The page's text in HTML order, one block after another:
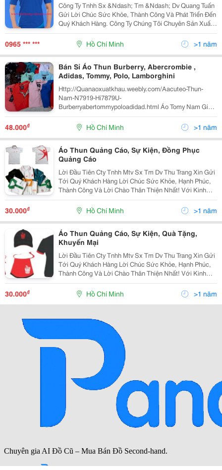
Công Ty Tnhh Sx &Ndash; Tm &Ndash; Dv Quang Tuấn
Gửi Lời Chúc Sức Khỏe, Thành Công Và Phát Triển Đến
Quý Khách Hàng. Công Ty Chúng Tôi Chuyên Sản Xuất
Và Cung Ứng Các Mặt Hàng Bảo Hộ Lao Động Như: -
Quần Áo: Quần Áo Bảo Hộ Lao Động, Quần Áo Jean Đ
0965 *** *** Hồ Chí Minh >1 năm
Bán Sỉ Áo Thun Burberry, Abercrombie ,
Adidas, Tommy, Polo, Lamborghini
Http://Quanaoxuatkhau.weebly.com/Aacuteo-Thun-
Nam-N7919-Hi7879U-
Burberryabertommypoloadidad.html Áo Tomy Nam Giá
Sỉ 75.000Đ (Trên 100 Cái, Dưới 100 Thì Thêm 2K 1 Cái
Nha) Giá Lẻ: 100.000Đ Bang Mau: Áo Polo Nam Giá Sỉ
75.000Đ (Trên 1
48.000₫ Hồ Chí Minh >1 năm
Áo Thun Quảng Cáo, Sự Kiện, Đồng Phục
Quảng Cáo
Lời Đầu Tiên Cty Tnhh Mtv Sx Tm Dv Thu Trang Xin Gửi
Tới Quý Khách Hàng Lời Chúc Sức Khỏe, Hạnh Phúc,
Thành Công Và Lời Chào Thân Thiện Nhất! Với Kinh
Nhiệm Nhiều Năm Làm Trong Ngành May.chúng Tôi
Muốn Mang Đến Cho Quý Khách Với Mức Giá Cạnh
30.000₫ Hồ Chí Minh >1 năm
Áo Thun Quảng Cáo, Sự Kiện, Quà Tặng,
Khuyến Mại
Lời Đầu Tiên Cty Tnhh Mtv Sx Tm Dv Thu Trang Xin Gửi
Tới Quý Khách Hàng Lời Chúc Sức Khỏe, Hạnh Phúc,
Thành Công Và Lời Chào Thân Thiện Nhất! Với Kinh
Nhiệm Nhiều Năm Làm Trong Ngành May.chúng Tôi
Muốn Mang Đến Cho Quý Khách Với Mức Giá Cạnh
30.000₫ Hồ Chí Minh >1 năm